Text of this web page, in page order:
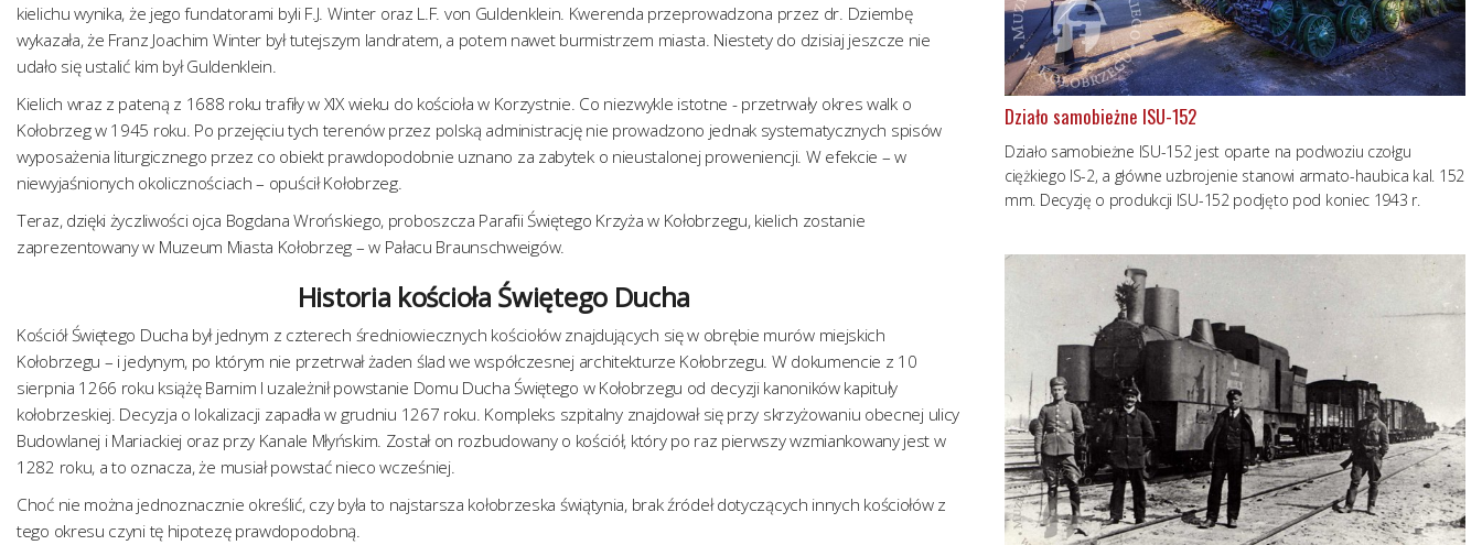
kielichu wynika, że jego fundatorami byli F.J. Winter oraz L.F. von Guldenklein. Kwerenda przeprowadzona przez dr. Dziembę
wykazała, że Franz Joachim Winter był tutejszym landratem, a potem nawet burmistrzem miasta. Niestety do dzisiaj jeszcze nie
udało się ustalić kim był Guldenklein.
Kielich wraz z pateną z 1688 roku trafiły w XIX wieku do kościoła w Korzystnie. Co niezwykle istotne - przetrwały okres walk o
Kołobrzeg w 1945 roku. Po przejęciu tych terenów przez polską administrację nie prowadzono jednak systematycznych spisów
wyposażenia liturgicznego przez co obiekt prawdopodobnie uznano za zabytek o nieustalonej proweniencji. W efekcie – w
niewyjaśnionych okolicznościach – opuścił Kołobrzeg.
Teraz, dzięki życzliwości ojca Bogdana Wrońskiego, proboszcza Parafii Świętego Krzyża w Kołobrzegu, kielich zostanie
zaprezentowany w Muzeum Miasta Kołobrzeg – w Pałacu Braunschweigów.
Historia kościoła Świętego Ducha
Kościół Świętego Ducha był jednym z czterech średniowiecznych kościołów znajdujących się w obrębie murów miejskich
Kołobrzegu – i jedynym, po którym nie przetrwał żaden ślad we współczesnej architekturze Kołobrzegu. W dokumencie z 10
sierpnia 1266 roku książę Barnim I uzależnił powstanie Domu Ducha Świętego w Kołobrzegu od decyzji kanoników kapituły
kołobrzeskiej. Decyzja o lokalizacji zapadła w grudniu 1267 roku. Kompleks szpitalny znajdował się przy skrzyżowaniu obecnej ulicy
Budowlanej i Mariackiej oraz przy Kanale Młyńskim. Został on rozbudowany o kościół, który po raz pierwszy wzmiankowany jest w
1282 roku, a to oznacza, że musiał powstać nieco wcześniej.
Choć nie można jednoznacznie określić, czy była to najstarsza kołobrzeska świątynia, brak źródeł dotyczących innych kościołów z
tego okresu czyni tę hipotezę prawdopodobną.
Działo samobieżne ISU-152
Działo samobieżne ISU-152 jest oparte na podwoziu czołgu
ciężkiego IS-2, a główne uzbrojenie stanowi armato-haubica kal. 152
mm. Decyzję o produkcji ISU-152 podjęto pod koniec 1943 r.